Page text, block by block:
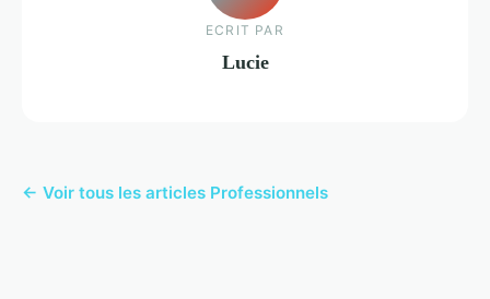
ECRIT PAR
Lucie
← Voir tous les articles Professionnels